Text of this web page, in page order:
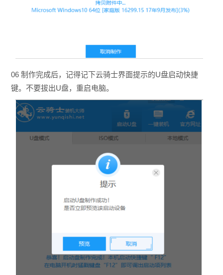
06 制作完成后，记得记下云骑士界面提示的U盘启动快捷
键。不要拔出U盘，重启电脑。